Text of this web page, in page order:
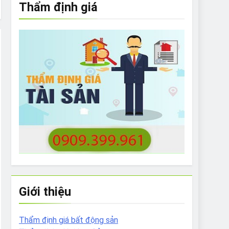
to What Bulldogs Can (and can’t) Eat
Do I Need to Groom My Bulldog
Thẩm định giá
Giới thiệu
Thẩm định giá bất động sản